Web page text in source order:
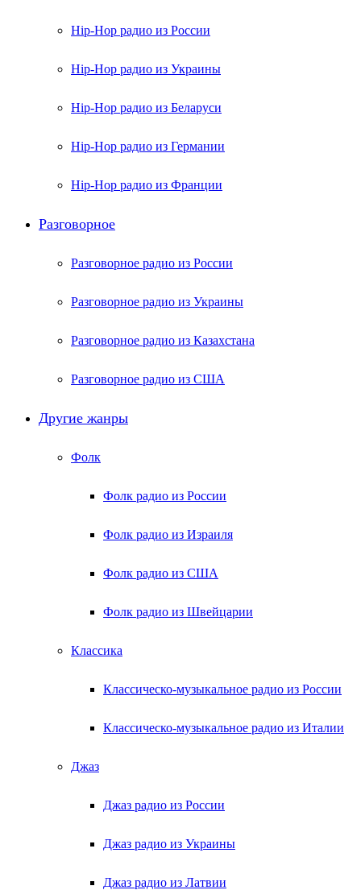
Hip-Hop радио из России
Hip-Hop радио из Украины
Hip-Hop радио из Беларуси
Hip-Hop радио из Германии
Hip-Hop радио из Франции
Разговорное
Разговорное радио из России
Разговорное радио из Украины
Разговорное радио из Казахстана
Разговорное радио из США
Другие жанры
Фолк
Фолк радио из России
Фолк радио из Израиля
Фолк радио из США
Фолк радио из Швейцарии
Классика
Классическо-музыкальное радио из России
Классическо-музыкальное радио из Италии
Джаз
Джаз радио из России
Джаз радио из Украины
Джаз радио из Латвии